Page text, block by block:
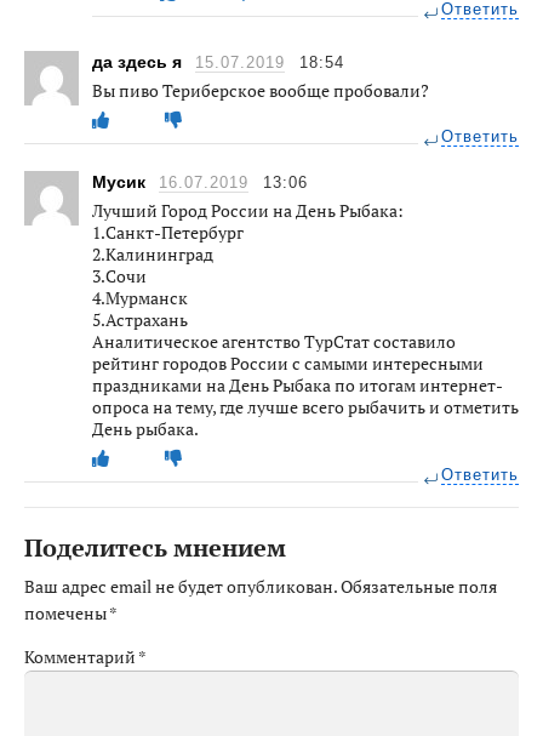
Ответить
да здесь я 15.07.2019 18:54
Вы пиво Териберское вообще пробовали?
Ответить
Мусик 16.07.2019 13:06
Лучший Город России на День Рыбака:
1.Санкт-Петербург
2.Калининград
3.Сочи
4.Мурманск
5.Астрахань
Аналитическое агентство ТурСтат составило
рейтинг городов России с самыми интересными
праздниками на День Рыбака по итогам интернет-
опроса на тему, где лучше всего рыбачить и отметить
День рыбака.
Ответить
Поделитесь мнением
Ваш адрес email не будет опубликован.Обязательные поля
помечены*
Комментарий *